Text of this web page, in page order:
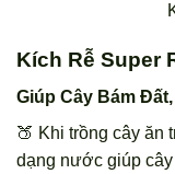
Kích Rễ Super
Giúp Cây Bám
🍑 Khi trồng cây ăn
dạng nước giúp cây